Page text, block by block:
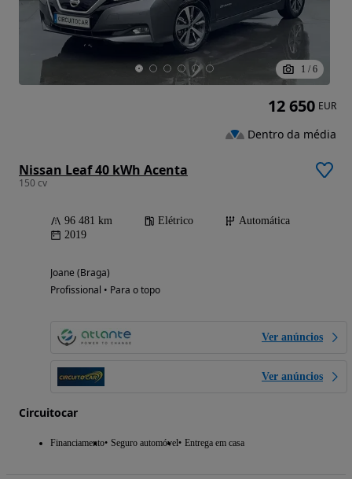
1 / 6
Nissan Leaf 40 kWh Acenta
150 cv
96 481 km Elétrico
Automática
2019
Joane (Braga)
Profissional • Para o topo
Ver anúncios
Ver anúncios
Circuitocar
Financiamento Seguro automóvel Entrega em casa
12 650 EUR
Dentro da média